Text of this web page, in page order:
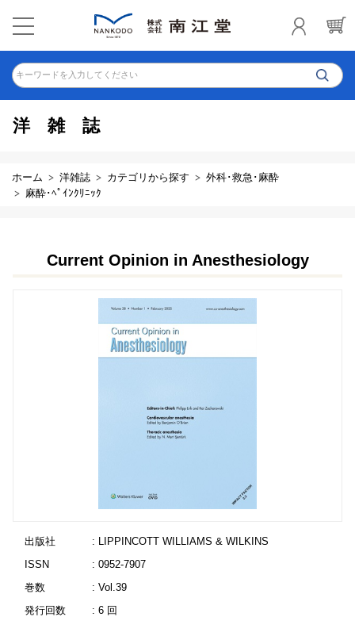
キーワードを入力してください
洋雑誌
ホーム 洋雑誌 カテゴリから探す
外科･救急･麻酔
麻酔･ﾍﾟｲﾝｸﾘﾆｯｸ
Current Opinion in Anesthesiology
出版社
: LIPPINCOTT WILLIAMS & WILKINS
ISSN
: 0952-7907
巻数
: Vol.39
発行回数
: 6 回